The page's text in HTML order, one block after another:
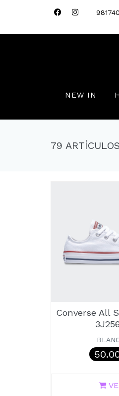
NEW IN
79
Converse All